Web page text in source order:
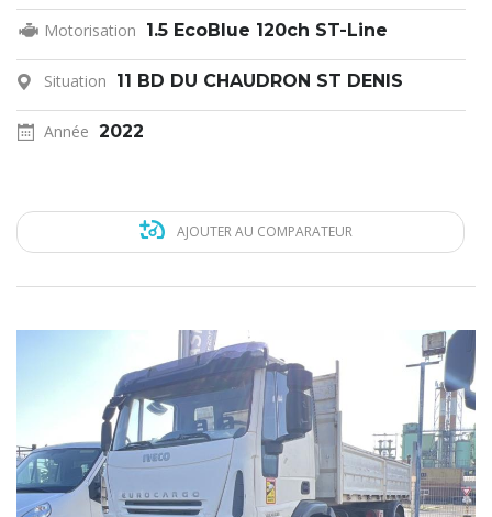
Motorisation 1.5 EcoBlue 120ch ST-Line
Situation 11 BD DU CHAUDRON ST DENIS
Année 2022
AJOUTER AU COMPARATEUR